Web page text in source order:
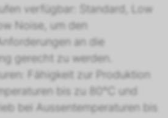
verfügbar: Standard, Low
Noise, um den
an die
gerecht zu werden.
Fähigkeit zur Produktion
bis zu 80°C und
bei Aussentemperaturen bis